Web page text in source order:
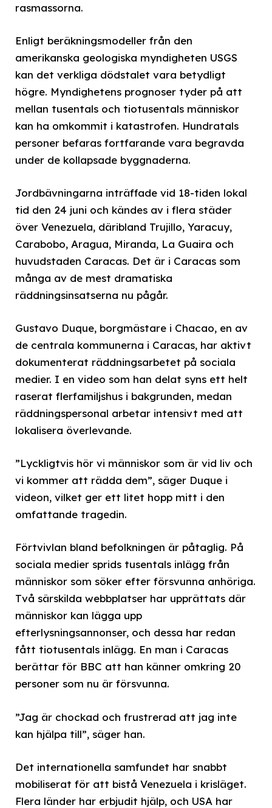
rasmassorna.
Enligt beräkningsmodeller från den
amerikanska geologiska myndigheten USGS
kan det verkliga dödstalet vara betydligt
högre. Myndighetens prognoser tyder på att
mellan tusentals och tiotusentals människor
kan ha omkommit i katastrofen. Hundratals
personer befaras fortfarande vara begravda
under de kollapsade byggnaderna.
Jordbävningarna inträffade vid 18-tiden lokal
tid den 24 juni och kändes av i flera städer
över Venezuela, däribland Trujillo, Yaracuy,
Carabobo, Aragua, Miranda, La Guaira och
huvudstaden Caracas. Det är i Caracas som
många av de mest dramatiska
räddningsinsatserna nu pågår.
Gustavo Duque, borgmästare i Chacao, en av
de centrala kommunerna i Caracas, har aktivt
dokumenterat räddningsarbetet på sociala
medier. I en video som han delat syns ett helt
raserat flerfamiljshus i bakgrunden, medan
räddningspersonal arbetar intensivt med att
lokalisera överlevande.
”Lyckligtvis hör vi människor som är vid liv och
vi kommer att rädda dem”, säger Duque i
videon, vilket ger ett litet hopp mitt i den
omfattande tragedin.
Förtvivlan bland befolkningen är påtaglig. På
sociala medier sprids tusentals inlägg från
människor som söker efter försvunna anhöriga.
Två särskilda webbplatser har upprättats där
människor kan lägga upp
efterlysningsannonser, och dessa har redan
fått tiotusentals inlägg. En man i Caracas
berättar för BBC att han känner omkring 20
personer som nu är försvunna.
”Jag är chockad och frustrerad att jag inte
kan hjälpa till”, säger han.
Det internationella samfundet har snabbt
mobiliserat för att bistå Venezuela i krisläget.
Flera länder har erbjudit hjälp, och USA har